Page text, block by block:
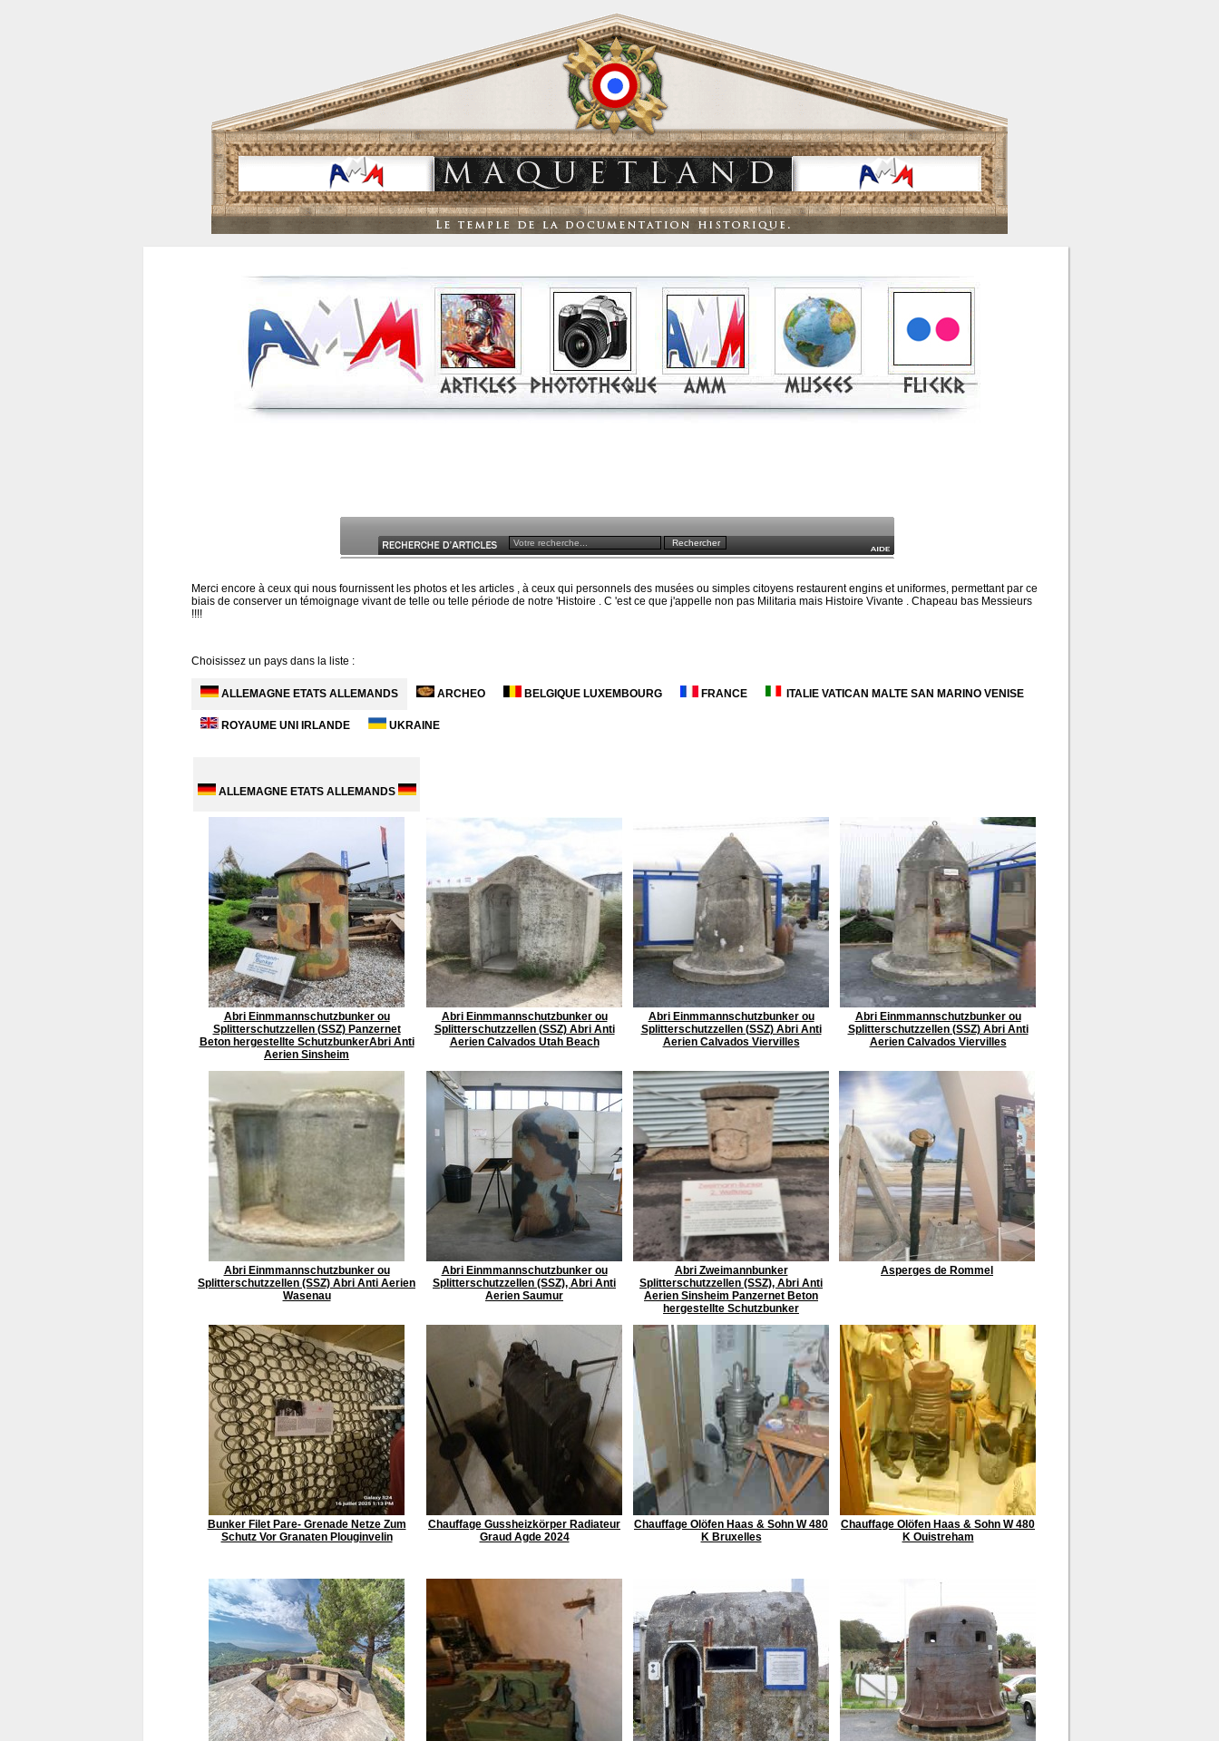
Merci encore à ceux qui nous fournissent les photos et les articles , à ceux qui personnels des musées ou simples citoyens restaurent engins et uniformes, permettant par ce
biais de conserver un témoignage vivant de telle ou telle période de notre 'Histoire . C 'est ce que j'appelle non pas Militaria mais Histoire Vivante . Chapeau bas Messieurs
!!!!
Choisissez un pays dans la liste :
ALLEMAGNE ETATS ALLEMANDS ARCHEO BELGIQUE LUXEMBOURG FRANCE ITALIE VATICAN MALTE SAN MARINO VENISE
ROYAUME UNI IRLANDE UKRAINE
ALLEMAGNE ETATS ALLEMANDS
Abri Einmmannschutzbunker ou
Splitterschutzzellen (SSZ) Panzernet
Beton hergestellte SchutzbunkerAbri Anti
Aerien Sinsheim
Abri Einmmannschutzbunker ou
Splitterschutzzellen (SSZ) Abri Anti
Aerien Calvados Utah Beach
Abri Einmmannschutzbunker ou
Splitterschutzzellen (SSZ) Abri Anti
Aerien Calvados Viervilles
Abri Einmmannschutzbunker ou
Splitterschutzzellen (SSZ) Abri Anti
Aerien Calvados Viervilles
Abri Einmmannschutzbunker ou
Splitterschutzzellen (SSZ) Abri Anti Aerien
Wasenau
Abri Einmmannschutzbunker ou
Splitterschutzzellen (SSZ), Abri Anti
Aerien Saumur
Abri Zweimannbunker
Splitterschutzzellen (SSZ), Abri Anti
Aerien Sinsheim Panzernet Beton
hergestellte Schutzbunker
Asperges de Rommel
Bunker Filet Pare- Grenade Netze Zum
Schutz Vor Granaten Plouginvelin
Chauffage Gussheizkörper Radiateur
Graud Agde 2024
Chauffage Olöfen Haas & Sohn W 480
K Bruxelles
Chauffage Olöfen Haas & Sohn W 480
K Ouistreham